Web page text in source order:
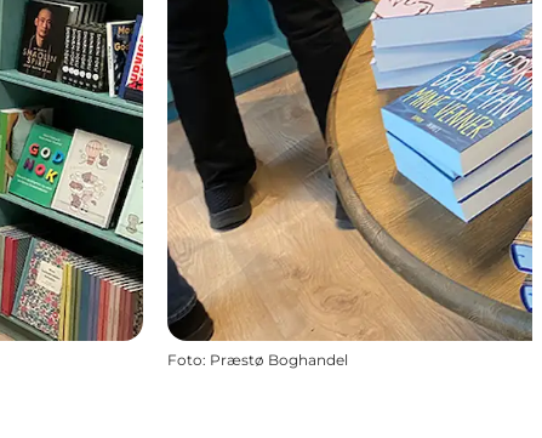
Foto: Præstø Boghandel